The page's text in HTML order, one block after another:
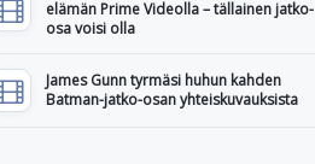
elämän Prime Videolla – tällainen jatko-
osa voisi olla
James Gunn tyrmäsi huhun kahden
Batman-jatko-osan yhteiskuvauksista